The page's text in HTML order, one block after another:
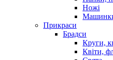
Ножі
Прикраси
Брадси
Круги,
Квіти,